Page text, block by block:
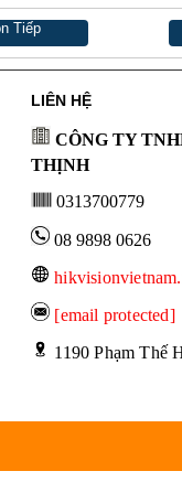
Tiếp
LIÊN HỆ
CÔNG TY
THỊNH
0313700779
08 9898 0626
[email protected]
1190 Phạm Thế